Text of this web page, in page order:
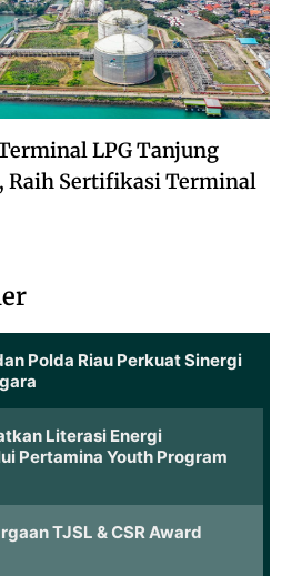
LPG Tanjung
Raih Sertifikasi Terminal